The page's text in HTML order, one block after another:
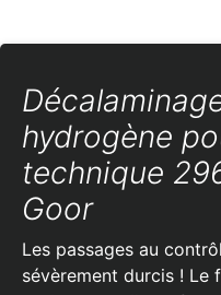
hydrogène
technique
Goor
Les passages au
sévèrement durcis ! Le